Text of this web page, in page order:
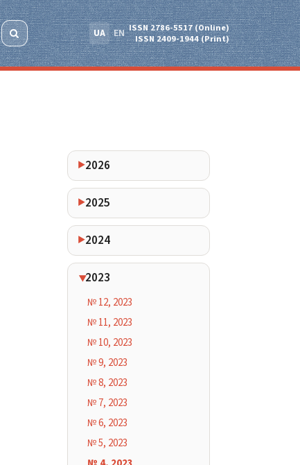
UA EN ISSN 2786-5517 (Online)
ISSN 2409-1944 (Print)
2026
2025
2024
2023
№ 12, 2023
№ 11, 2023
№ 10, 2023
№ 9, 2023
№ 8, 2023
№ 7, 2023
№ 6, 2023
№ 5, 2023